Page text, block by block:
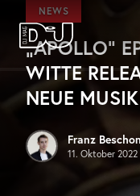
Zum Hauptinhalt springen
DJ Mag Germany
NEWS
„APOLLO“
WITTE
NEUE MUSIK
Franz
11. Oktober 2022